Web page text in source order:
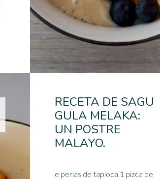
RECETA DE SAGU
GULA MELAKA:
UN POSTRE
MALAYO.
e perlas de tapioca 1 pizca de